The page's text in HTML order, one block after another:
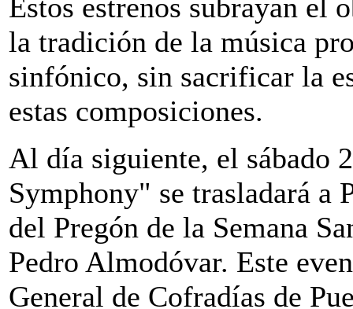
Estos estrenos subrayan el
la tradición de la música
sinfónico, sin sacrificar la
estas composiciones.
Al día siguiente, el sábado
Symphony" se trasladará a
del Pregón de la Semana
Pedro Almodóvar. Este
General de Cofradías de